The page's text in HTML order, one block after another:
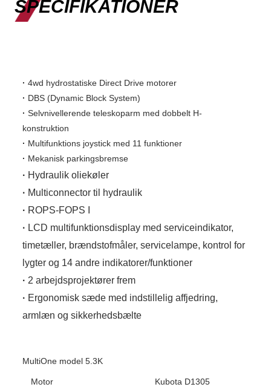
SPECIFIKATIONER
· 4wd hydrostatiske Direct Drive motorer
· DBS (Dynamic Block System)
· Selvnivellerende teleskoparm med dobbelt H-
konstruktion
· Multifunktions joystick med 11 funktioner
· Mekanisk parkingsbremse
· Hydraulik oliekøler
· Multiconnector til hydraulik
· ROPS-FOPS I
· LCD multifunktionsdisplay med serviceindikator,
timetæller, brændstofmåler, servicelampe, kontrol for
lygter og 14 andre indikatorer/funktioner
· 2 arbejdsprojektører frem
· Ergonomisk sæde med indstillelig affjedring,
armlæn og sikkerhedsbælte
MultiOne model 5.3K
Motor Kubota D1305